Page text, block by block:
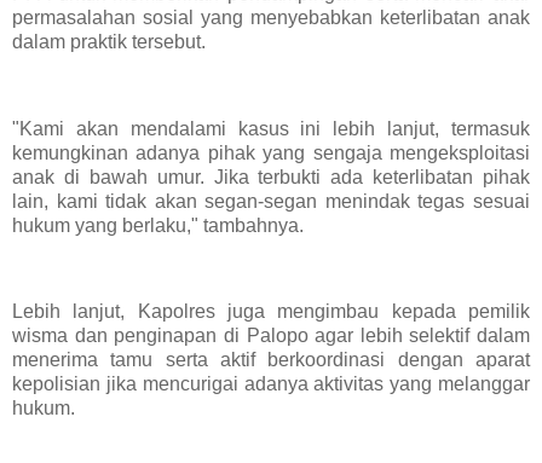
permasalahan sosial yang menyebabkan keterlibatan anak
dalam praktik tersebut.
"Kami akan mendalami kasus ini lebih lanjut, termasuk
kemungkinan adanya pihak yang sengaja mengeksploitasi
anak di bawah umur. Jika terbukti ada keterlibatan pihak
lain, kami tidak akan segan-segan menindak tegas sesuai
hukum yang berlaku," tambahnya.
Lebih lanjut, Kapolres juga mengimbau kepada pemilik
wisma dan penginapan di Palopo agar lebih selektif dalam
menerima tamu serta aktif berkoordinasi dengan aparat
kepolisian jika mencurigai adanya aktivitas yang melanggar
hukum.